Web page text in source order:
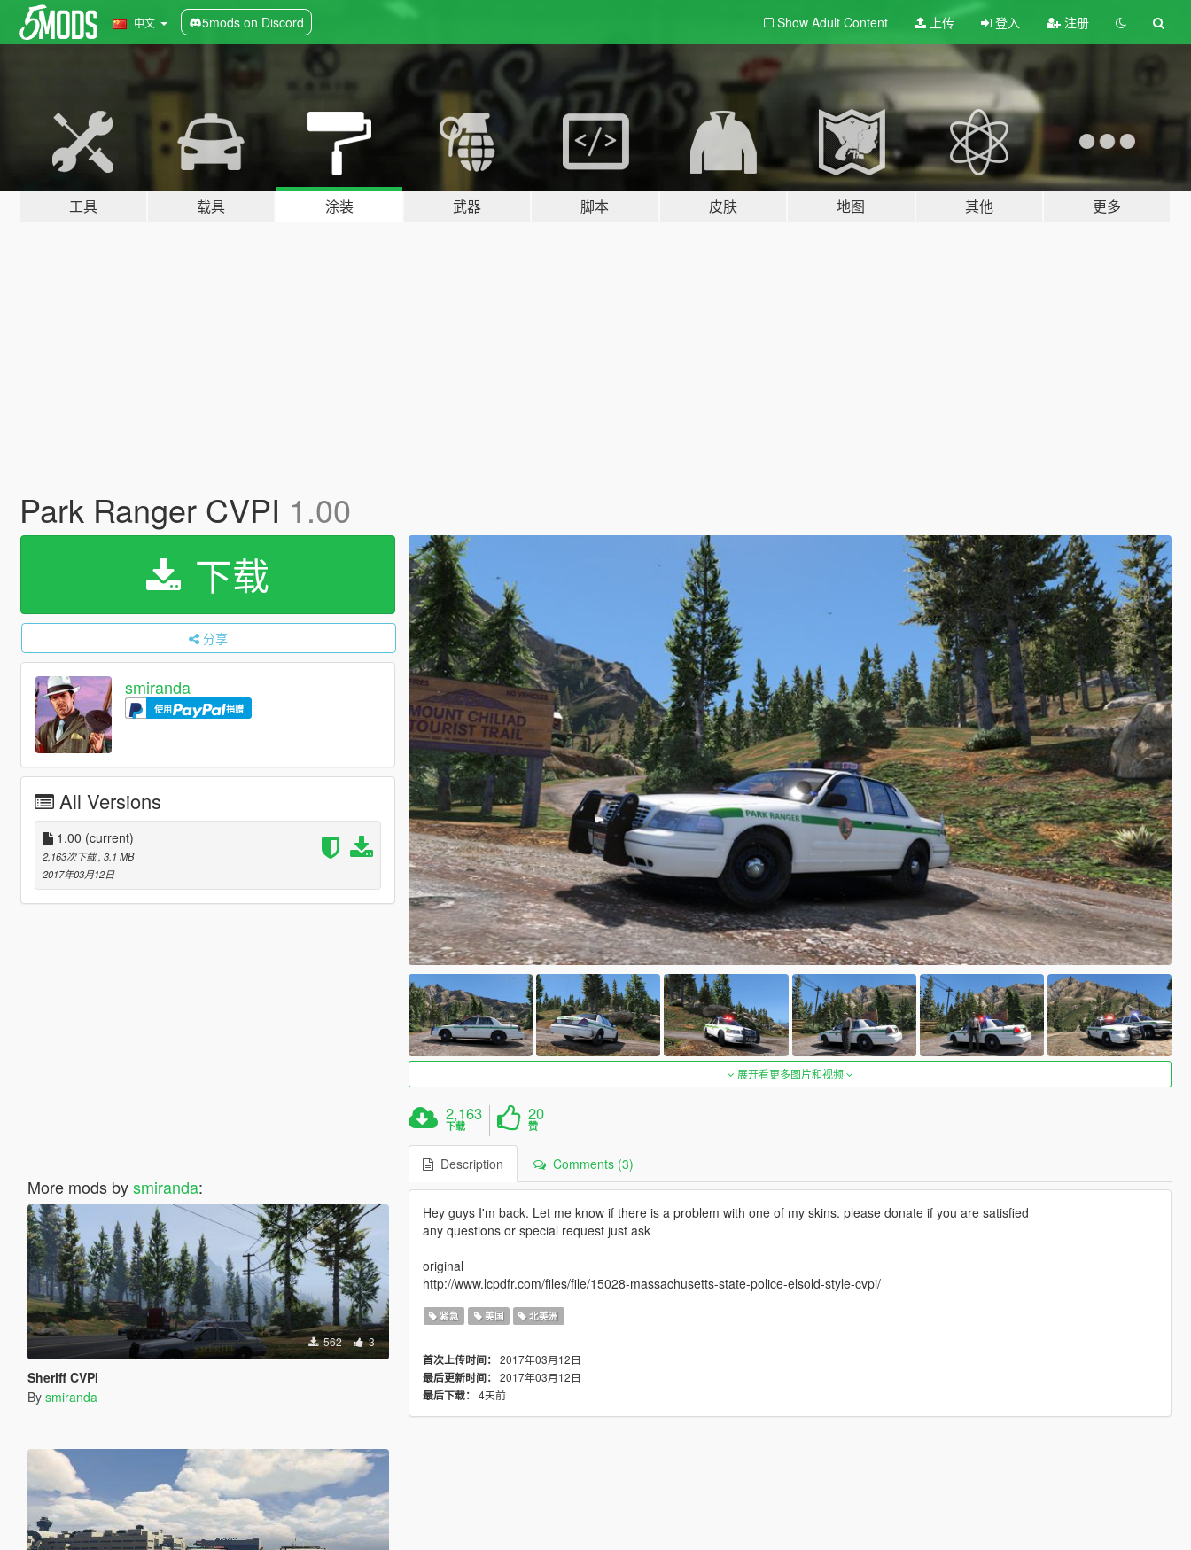
中文 5mods on Discord Show Adult Content 上传 登入 注册
工具 载具 涂装 武器 脚本 皮肤 地图 其他 更多
Park Ranger CVPI 1.00
下载
分享
smiranda
使用 捐赠
All Versions
1.00 (current)
2,163次下载 , 3.1 MB
2017年03月12日
More mods bysmiranda:
562 3
Sheriff CVPI
By smiranda
展开看更多图片和视频
2,163
下载
20
赞
Description Comments (3)
Hey guys I'm back. Let me know if there is a problem with one of my skins. please donate if you are satisfied
any questions or special request just ask
original
http://www.lcpdfr.com/files/file/15028-massachusetts-state-police-elsold-style-cvpi/
紧急 美国 北美洲
首次上传时间： 2017年03月12日
最后更新时间： 2017年03月12日
最后下载： 4天前